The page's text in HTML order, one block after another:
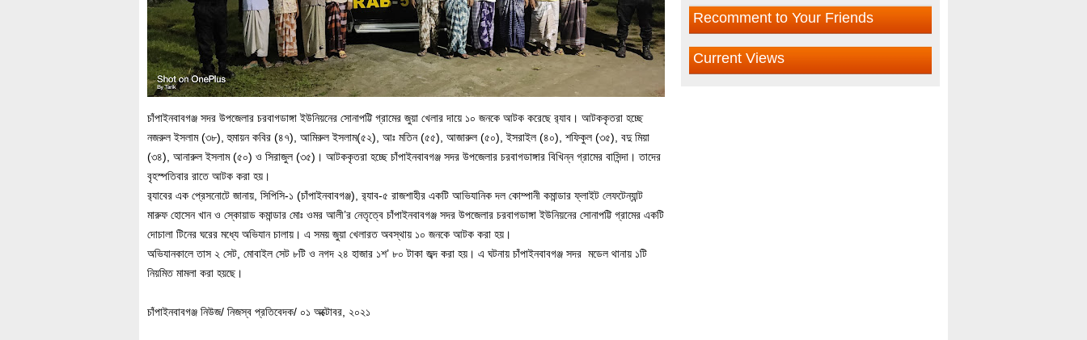
চাঁপাইনবাবগঞ্জ সদর উপজেলার চরবাগডাঙ্গা ইউনিয়নের সোনাপট্টি গ্রামের জুয়া খেলার দায়ে ১০ জনকে আটক করেছে র‌্যাব। আটককৃতরা হচ্ছে
নজরুল ইসলাম (৩৮), হুমায়ন কবির (৪৭), আমিরুল ইসলাম(৫২), আঃ মতিন (৫৫), আজারুল (৫০), ইসরাইল (৪০), শফিকুল (৩৫), বদু মিয়া
(৩৪), আনারুল ইসলাম (৫০) ও সিরাজুল (৩৫)। আটককৃতরা হচ্ছে চাঁপাইনবাবগঞ্জ সদর উপজেলার চরবাগডাঙ্গার বিখিন্ন গ্রামের বাসিন্দা। তাদের
বৃহস্পতিবার রাতে আটক করা হয়।
র‌্যাবের এক প্রেসনোটে জানায়, সিপিসি-১ (চাঁপাইনবাবগঞ্জ), র‌্যাব-৫ রাজশাহীর একটি আভিযানিক দল কোম্পানী কমান্ডার ফ্লাইট লেফটেন্যান্ট
মারুফ হোসেন খান ও স্কোয়াড কমান্ডার মোঃ ওমর আলী’র নেতৃত্বে চাঁপাইনবাবগঞ্জ সদর উপজেলার চরবাগডাঙ্গা ইউনিয়নের সোনাপট্টি গ্রামের একটি
দোচালা টিনের ঘরের মধ্যে অভিযান চালায়। এ সময় জুয়া খেলারত অবস্থায় ১০ জনকে আটক করা হয়।
অভিযানকালে তাস ২ সেট, মোবাইল সেট ৮টি ও নগদ ২৪ হাজার ১শ’ ৮০ টাকা জব্দ করা হয়। এ ঘটনায় চাঁপাইনবাবগঞ্জ সদর মডেল থানায় ১টি
নিয়মিত মামলা করা হয়ছে।
চাঁপাইনবাবগঞ্জ নিউজ/ নিজস্ব প্রতিবেদক/ ০১ অক্টোবর, ২০২১
Recomment to Your Friends
Current Views